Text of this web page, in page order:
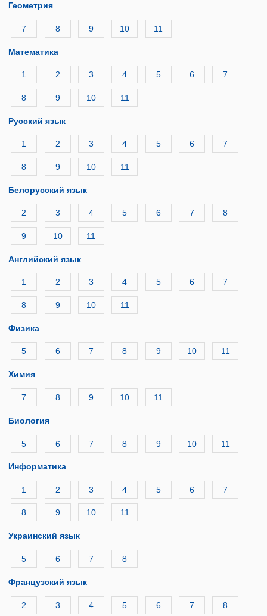
Геометрия
7 8 9 10 11
Математика
1 2 3 4 5 6 7
8 9 10 11
Русский язык
1 2 3 4 5 6 7
8 9 10 11
Белорусский язык
2 3 4 5 6 7 8
9 10 11
Английский язык
1 2 3 4 5 6 7
8 9 10 11
Физика
5 6 7 8 9 10 11
Химия
7 8 9 10 11
Биология
5 6 7 8 9 10 11
Информатика
1 2 3 4 5 6 7
8 9 10 11
Украинский язык
5 6 7 8
Французский язык
2 3 4 5 6 7 8